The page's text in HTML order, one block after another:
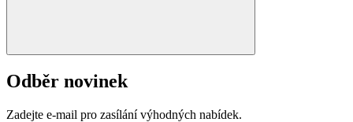
Odběr novinek
Zadejte e-mail pro zasílání výhodných nabídek.